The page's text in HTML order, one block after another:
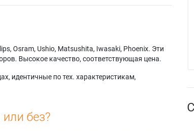
Osram, Ushio, Matsushita, Iwasaki, Phoenix. Эти
Высокое качество, соответствующая цена.
идентичные по тех. характеристикам,
без?